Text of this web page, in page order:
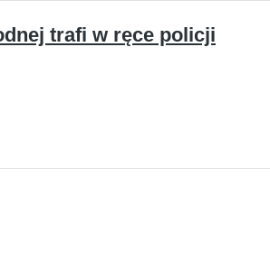
trafi w ręce policji